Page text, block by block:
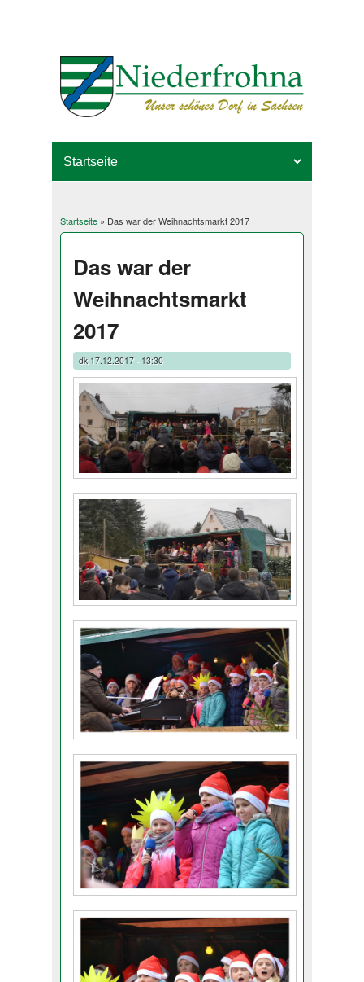
Sie sind hier
Startseite» Das war der Weihnachtsmarkt 2017
Das war der
Weihnachtsmarkt
2017
dk17.12.2017 - 13:30